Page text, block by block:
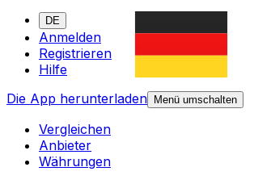
DE
Anmelden
Registrieren
Hilfe
Die App herunterladen
Menü umschalten
Vergleichen
Anbieter
Währungen